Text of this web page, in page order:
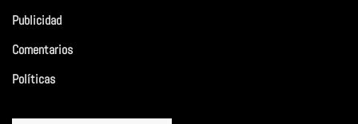
Publicidad
Comentarios
Políticas